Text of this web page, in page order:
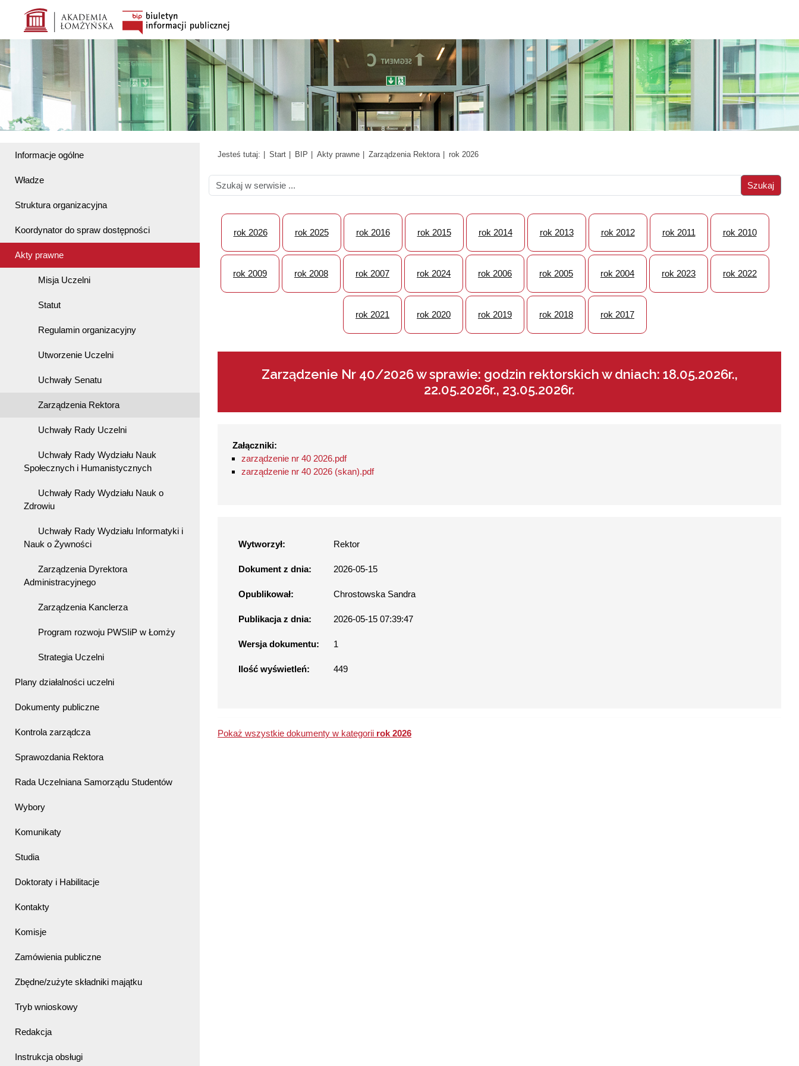
Informacje ogólne
Władze
Struktura organizacyjna
Koordynator do spraw dostępności
Akty prawne
Misja Uczelni
Statut
Regulamin organizacyjny
Utworzenie Uczelni
Uchwały Senatu
Zarządzenia Rektora
Uchwały Rady Uczelni
Uchwały Rady Wydziału Nauk
Społecznych i Humanistycznych
Uchwały Rady Wydziału Nauk o
Zdrowiu
Uchwały Rady Wydziału Informatyki i
Nauk o Żywności
Zarządzenia Dyrektora
Administracyjnego
Zarządzenia Kanclerza
Program rozwoju PWSIiP w Łomży
Strategia Uczelni
Plany działalności uczelni
Dokumenty publiczne
Kontrola zarządcza
Sprawozdania Rektora
Rada Uczelniana Samorządu Studentów
Wybory
Komunikaty
Studia
Doktoraty i Habilitacje
Kontakty
Komisje
Zamówienia publiczne
Zbędne/zużyte składniki majątku
Tryb wnioskowy
Redakcja
Instrukcja obsługi
Jesteś tutaj: Start BIP Akty prawne Zarządzenia Rektora rok 2026
rok 2026 rok 2025 rok 2016 rok 2015 rok 2014 rok 2013 rok 2012 rok 2011 rok 2010
rok 2009 rok 2008 rok 2007 rok 2024 rok 2006 rok 2005 rok 2004 rok 2023 rok 2022
rok 2021 rok 2020 rok 2019 rok 2018 rok 2017
Zarządzenie Nr 40/2026 w sprawie: godzin rektorskich w dniach: 18.05.2026r.,
22.05.2026r., 23.05.2026r.
Załączniki:
zarządzenie nr 40 2026.pdf
zarządzenie nr 40 2026 (skan).pdf
Wytworzył: Rektor
Dokument z dnia: 2026-05-15
Opublikował: Chrostowska Sandra
Publikacja z dnia: 2026-05-15 07:39:47
Wersja dokumentu: 1
Ilość wyświetleń: 449
Pokaż wszystkie dokumenty w kategorii rok 2026